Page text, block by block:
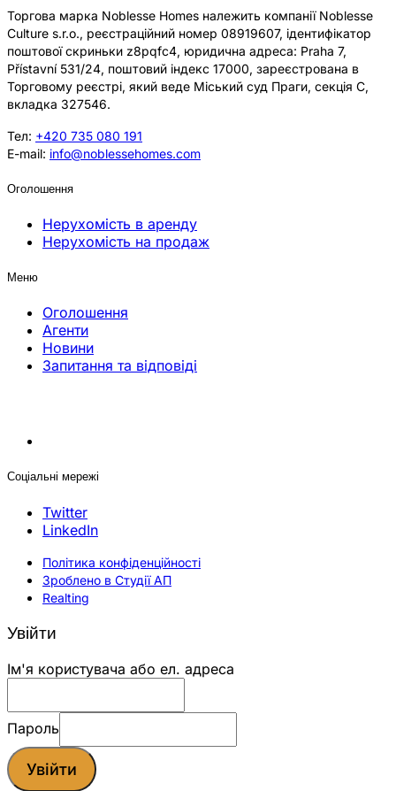
Торгова марка Noblesse Homes належить компанії Noblesse
Culture s.r.o., реєстраційний номер 08919607, ідентифікатор
поштової скриньки z8pqfc4, юридична адреса: Praha 7,
Přístavní 531/24, поштовий індекс 17000, зареєстрована в
Торговому реєстрі, який веде Міський суд Праги, секція C,
вкладка 327546.
Тел: +420 735 080 191
E-mail: info@noblessehomes.com
Оголошення
Нерухомість в аренду
Нерухомість на продаж
Меню
Оголошення
Агенти
Новини
Запитання та відповіді
Соціальні мережі
Twitter
LinkedIn
Політика конфіденційності
Зроблено в Студії АП
Realting
Увійти
Ім'я користувача або ел. адреса
Пароль
Увійти